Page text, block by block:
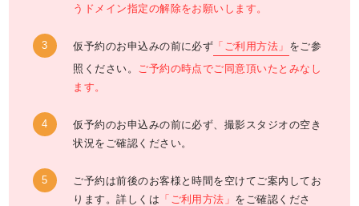
うドメイン指定の解除をお願いします。
仮予約のお申込みの前に必ず 「ご利用方法」 をご参
照ください。 ご予約の時点でご同意頂いたとみなし
ます。
仮予約のお申込みの前に必ず、撮影スタジオの空き
状況をご確認ください。
ご予約は前後のお客様と時間を空けてご案内してお
ります。詳しくは 「ご利用方法」 をご確認くださ